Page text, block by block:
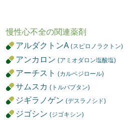
慢性心不全の関連薬剤
アルダクトンA(スピロノラクトン)
アンカロン(アミオダロン塩酸塩)
アーチスト(カルベジロール)
サムスカ(トルバプタン)
ジギラノゲン(デスラノシド)
ジゴシン(ジゴキシン)